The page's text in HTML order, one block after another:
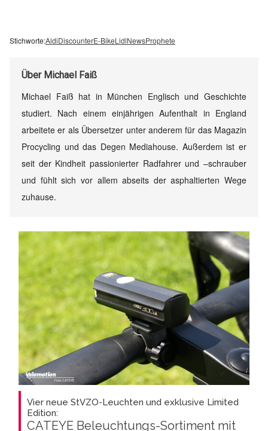
Stichworte:AldiDiscounterE-BikeLidlNewsProphete
Über Michael Faiß
Michael Faiß hat in München Englisch und Geschichte
studiert. Nach einem einjährigen Aufenthalt in England
arbeitete er als Übersetzer unter anderem für das Magazin
Procycling und das Degen Mediahouse. Außerdem ist er
seit der Kindheit passionierter Radfahrer und –schrauber
und fühlt sich vor allem abseits der asphaltierten Wege
zuhause.
Vier neue StVZO-Leuchten und exklusive Limited
Edition:
CATEYE Beleuchtungs-Sortiment mit